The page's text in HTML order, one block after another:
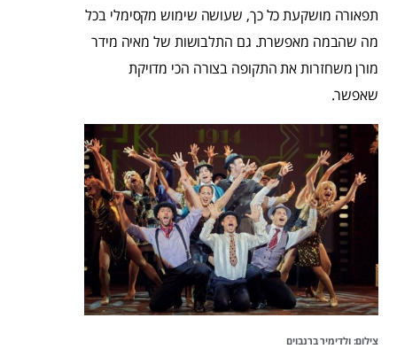
תפאורה מושקעת כל כך, שעושה שימוש מקסימלי בכל
מה שהבמה מאפשרת. גם התלבושות של מאיה מידר
מורן משחזרות את התקופה בצורה הכי מדויקת
שאפשר.
צילום: ולדימיר ברנבוים